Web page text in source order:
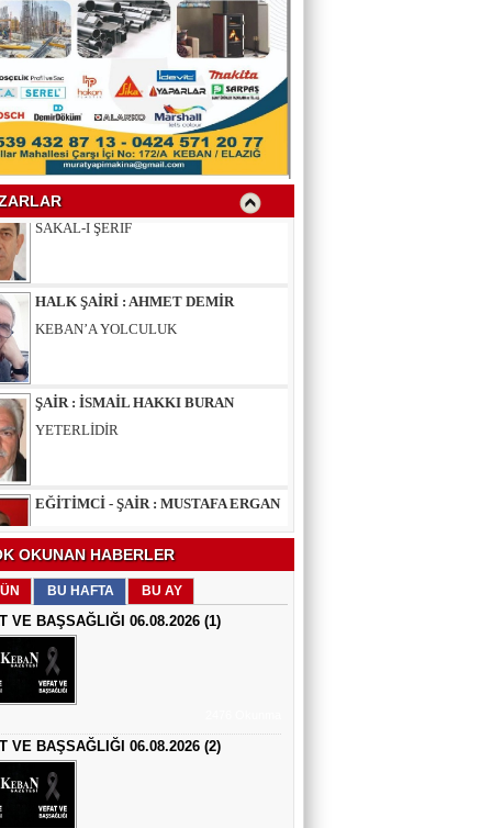
YAZAR : SELAHATTİN YALÇINER
YAZAR : AV.LEVENT BİLGİN
SAKAL-I ŞERİF
HALK ŞAİRİ : AHMET DEMİR
EĞİTİMCİ - ŞAİR : FEVZİ ÖZDEMİR
EDEP
ŞAİR : SELAMİ DOLU
ŞİİRLERİN HER SATIRINDA SEN VARSIN
EĞİTİMCİ - YAZAR : MEHMET
YILMAZ
HIZIR VE İLYAS: UMUDUN, BEREKETİN
VE YENİDEN DOĞUŞUN BULUŞMASI
OKUNAN HABERLER
BU HAFTA BU AY
VE BAŞSAĞLIĞI 06.08.2026 (1)
VE BAŞSAĞLIĞI 06.08.2026 (2)